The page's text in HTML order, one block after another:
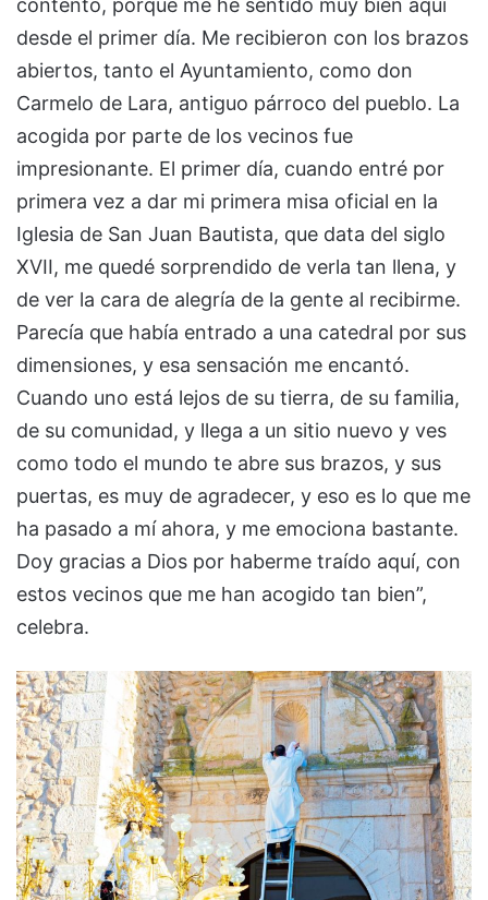
desde el primer día. Me recibieron con los brazos
abiertos, tanto el Ayuntamiento, como don
Carmelo de Lara, antiguo párroco del pueblo. La
acogida por parte de los vecinos fue
impresionante. El primer día, cuando entré por
primera vez a dar mi primera misa oficial en la
Iglesia de San Juan Bautista, que data del siglo
XVII, me quedé sorprendido de verla tan llena, y
de ver la cara de alegría de la gente al recibirme.
Parecía que había entrado a una catedral por sus
dimensiones, y esa sensación me encantó.
Cuando uno está lejos de su tierra, de su familia,
de su comunidad, y llega a un sitio nuevo y ves
como todo el mundo te abre sus brazos, y sus
puertas, es muy de agradecer, y eso es lo que me
ha pasado a mí ahora, y me emociona bastante.
Doy gracias a Dios por haberme traído aquí, con
estos vecinos que me han acogido tan bien”,
celebra.